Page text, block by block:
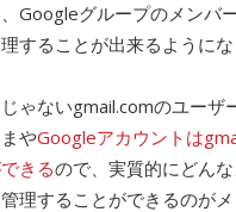
Googleグループのメンバ
することが出来るようにな
ゃないgmail.comのユーザ
やGoogleアカウントは
きるので、実質的にどん
理することができるのがメ